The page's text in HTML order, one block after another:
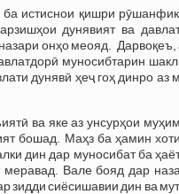
истиснои қишри
дунявият ва
онҳо меояд. Дарвоқеъ,
муносибтарин
дунявӣ ҳеҷ гоҳ динро аз
ва яке аз унсурҳои
бошад. Маҳз ба ҳамин
дин дар муносибат ба
Вале бояд дар
сиёсишавии дин ва